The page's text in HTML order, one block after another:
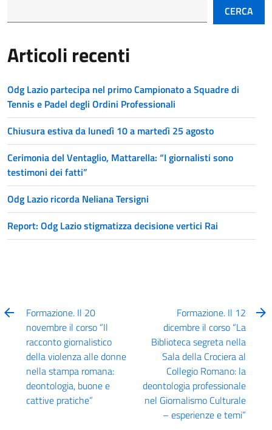
CERCA
Articoli recenti
Odg Lazio partecipa nel primo Campionato a Squadre di
Tennis e Padel degli Ordini Professionali
Chiusura estiva da lunedì 10 a martedì 25 agosto
Cerimonia del Ventaglio, Mattarella: “I giornalisti sono
testimoni dei fatti”
Odg Lazio ricorda Neliana Tersigni
Report: Odg Lazio stigmatizza decisione vertici Rai
Formazione. Il 20
novembre il corso “Il
racconto giornalistico
della violenza alle donne
nella stampa romana:
deontologia, buone e
cattive pratiche”
Formazione. Il 12
dicembre il corso “La
Biblioteca segreta nella
Sala della Crociera al
Collegio Romano: la
deontologia professionale
nel Giornalismo Culturale
– esperienze e temi”